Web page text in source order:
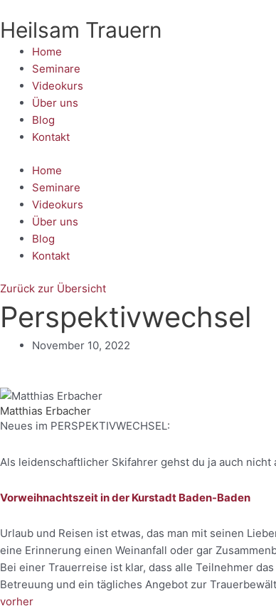
Inhalt
springen
Heilsam Trauern
Home
Seminare
Videokurs
Über uns
Blog
Kontakt
Home
Seminare
Videokurs
Über uns
Blog
Kontakt
Zurück zur Übersicht
Perspektivwechsel
November 10, 2022
Matthias Erbacher
Neues im PERSPEKTIVWECHSEL:
Als leidenschaftlicher Skifahrer gehst du ja auch
Vorweihnachtszeit in der Kurstadt Baden-Baden
Urlaub und Reisen ist etwas, das man mit seinen
eine Erinnerung einen Weinanfall oder gar
Bei einer Trauerreise ist klar, dass alle Teilnehmer
Betreuung und ein tägliches Angebot zur
vorher